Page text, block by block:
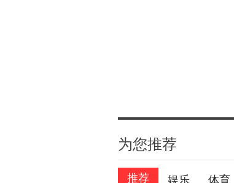
为您推荐
推荐 娱乐 体育